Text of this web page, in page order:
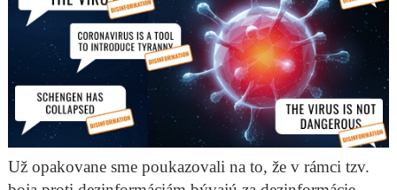
Už opakovane sme poukazovali na to, že v rámci tzv.